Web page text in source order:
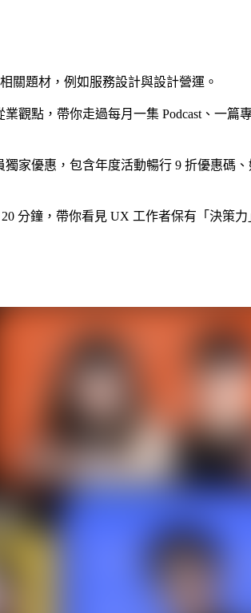
關題材，例如服務設計與設計營運。
觀點，帶你走過每月一集 Podcast、一篇
家優惠，包含年度活動暢行 9 折優惠碼
分鐘，帶你看見 UX 工作者保有「決策